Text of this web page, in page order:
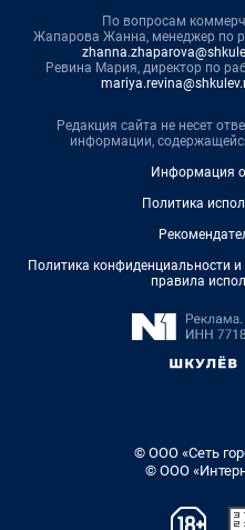
По вопросам
Жапарова Жанна, менеджер по
Ревина Мария, директор по
Редакция сайта не несет
информации,
Информация
Политика
Политика конфиденциальности
правила
© ООО «Сеть
© ООО